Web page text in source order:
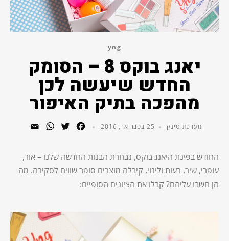
yng
יאנג בוקס 8 – הסומק
החדש שיעשה לכן
מהפכה בתיק האיפור
מערכת טינק 25 בפברואר, 2016 Facebook
Twitter
WhatsApp
החודש בפינת היאנג בוקס, נבחרת הבנות החדשה שלנו – אור,
עופרי, שיר, רעות ולינוי, קיבלה מוצרים סופר שווים לסקירה. מה
הן חשבו עליהם? קבלו את הציונים הסופיים: